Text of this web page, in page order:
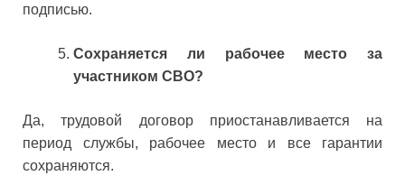
подписью.
Сохраняется ли рабочее место за
участником СВО?
Да, трудовой договор приостанавливается на
период службы, рабочее место и все гарантии
сохраняются.